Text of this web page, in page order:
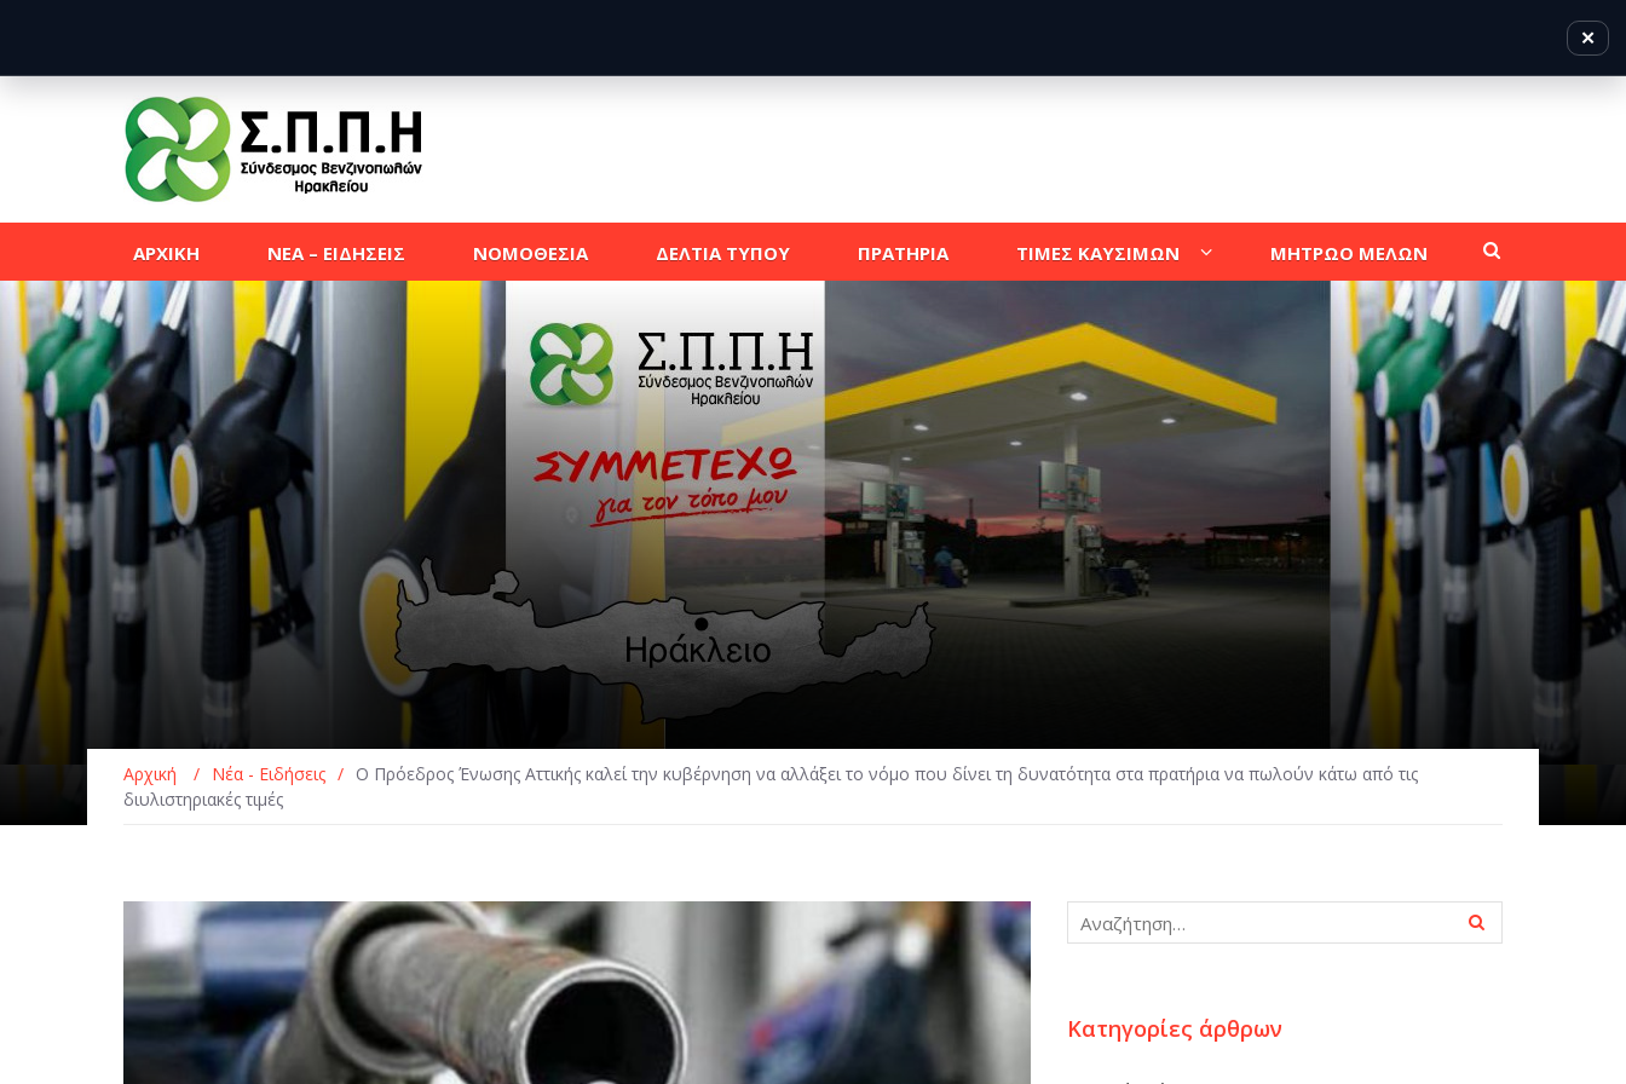
ΑΡΧΙΚΗ ΝΕΑ – ΕΙΔΗΣΕΙΣ ΝΟΜΟΘΕΣΙΑ ΔΕΛΤΙΑ ΤΥΠΟΥ ΠΡΑΤΗΡΙΑ ΤΙΜΕΣ ΚΑΥΣΙΜΩΝ ΜΗΤΡΩΟ ΜΕΛΩΝ
Αρχική / Νέα - Ειδήσεις / Ο Πρόεδρος Ένωσης Αττικής καλεί την κυβέρνηση να αλλάξει το νόμο που δίνει τη δυνατότητα στα πρατήρια να πωλούν κάτω από τις
διυλιστηριακές τιμές
Κατηγορίες άρθρων
✕